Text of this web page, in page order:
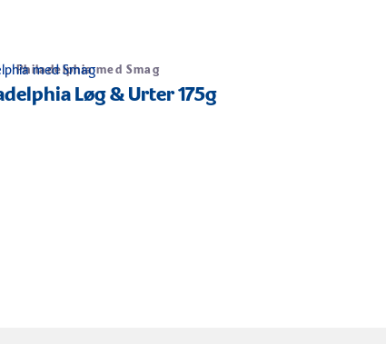
Philadelphia med Smag
Løg & Urter 175g